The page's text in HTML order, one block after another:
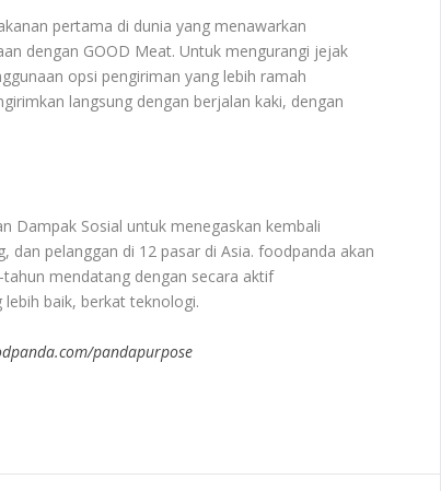
pertama di dunia yang menawarkan
dengan GOOD Meat. Untuk mengurangi jejak
opsi pengiriman yang lebih ramah
langsung dengan berjalan kaki, dengan
Dampak Sosial untuk menegaskan kembali
pelanggan di 12 pasar di Asia. foodpanda akan
mendatang dengan secara aktif
baik, berkat teknologi.
pandapurpose